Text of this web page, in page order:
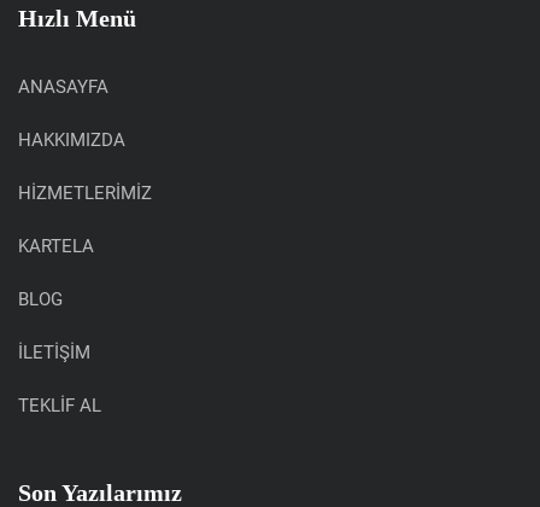
Hızlı Menü
ANASAYFA
HAKKIMIZDA
HİZMETLERİMİZ
KARTELA
BLOG
İLETİŞİM
TEKLİF AL
Son Yazılarımız